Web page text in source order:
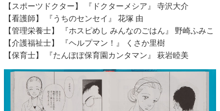
【スポーツドクター】 『ドクターメシア』 寺沢大介
【看護師】 『うちのセンセイ』 花塚 由
【管理栄養士】 『ホスピめし みんなのごはん』 野崎ふみこ
【介護福祉士】 『ヘルプマン！』 くさか里樹
【保育士】 『たんぽぽ保育園カンタマン』 萩岩睦美